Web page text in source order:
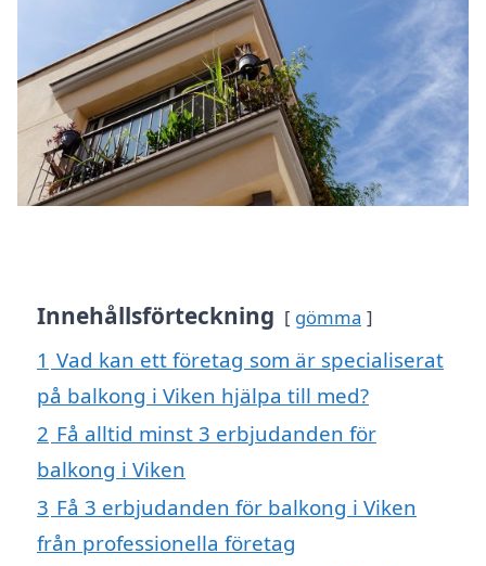
Innehållsförteckning gömma
1 Vad kan ett företag som är specialiserat
på balkong i Viken hjälpa till med?
2 Få alltid minst 3 erbjudanden för
balkong i Viken
3 Få 3 erbjudanden för balkong i Viken
från professionella företag